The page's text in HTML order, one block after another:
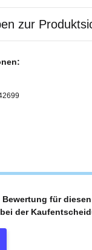
zur
Bewertung für
der